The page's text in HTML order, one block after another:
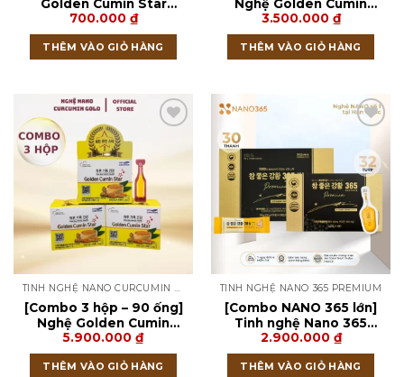
Golden Cumin Star
Omega 3 Hàn Quốc
700.000 ₫
THÊM VÀO GIỎ HÀNG
Nghệ Golden Cumin
Star Omega 3 Hàn
Quốc
3.500.000 ₫
THÊM VÀO GIỎ HÀNG
TINH NGHỆ NANO CURCUMIN GOLD
[Combo 3 hộp – 90 ống]
Nghệ Golden Cumin
Star Omega 3 Hàn
Quốc
5.900.000 ₫
THÊM VÀO GIỎ HÀNG
TINH NGHỆ NANO 365 PREMIUM
[Combo NANO 365 lớn]
Tinh nghệ Nano 365
Premium hộp 32 tuýp &
Thạch nghệ Nano 365
Collagen Premium hộp
2.900.000 ₫
THÊM VÀO GIỎ HÀNG